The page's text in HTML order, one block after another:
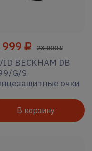
999 23 000
BECKHAM DB
G/S
очки
В корзину